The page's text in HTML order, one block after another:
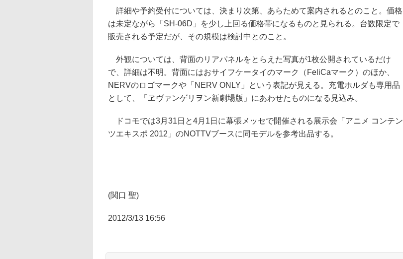
詳細や予約受付については、決まり次第、あらためて案内されるとのこと。価格
は未定ながら「SH-06D」を少し上回る価格帯になるものと見られる。台数限定で
販売される予定だが、その規模は検討中とのこと。
外観については、背面のリアパネルをとらえた写真が1枚公開されているだけ
で、詳細は不明。背面にはおサイフケータイのマーク（FeliCaマーク）のほか、
NERVのロゴマークや「NERV ONLY」という表記が見える。充電ホルダも専用品
として、「ヱヴァンゲリヲン新劇場版」にあわせたものになる見込み。
ドコモでは3月31日と4月1日に幕張メッセで開催される展示会「アニメ コンテン
ツエキスポ 2012」のNOTTVブースに同モデルを参考出品する。
(関口 聖)
2012/3/13 16:56